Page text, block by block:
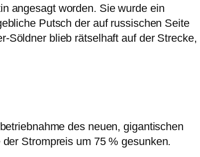
angesagt worden. Sie wurde ein
Putsch der auf russischen Seite
Söldner blieb rätselhaft auf der Strecke,
des neuen, gigantischen
Strompreis um 75 % gesunken.